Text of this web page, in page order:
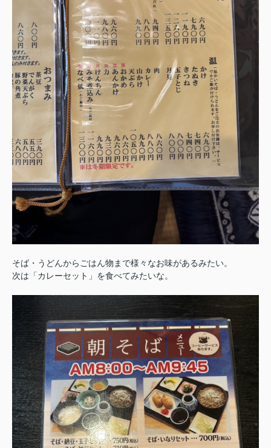
そば・うどんからごはん物まで様々なお味があるみたい。
次は「カレーセット」を食べてみたいな。